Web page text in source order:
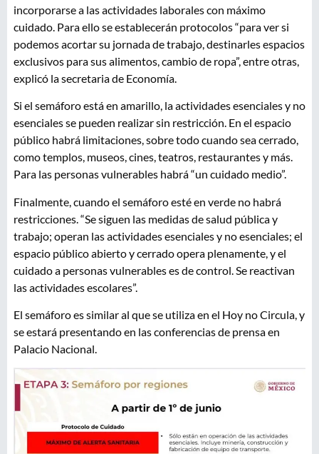
incorporarse a las actividades laborales con máximo
cuidado. Para ello se establecerán protocolos “para ver si
podemos acortar su jornada de trabajo, destinarles espacios
exclusivos para sus alimentos, cambio de ropa”, entre otras,
explicó la secretaria de Economía.
Si el semáforo está en amarillo, la actividades esenciales y no
esenciales se pueden realizar sin restricción. En el espacio
público habrá limitaciones, sobre todo cuando sea cerrado,
como templos, museos, cines, teatros, restaurantes y más.
Para las personas vulnerables habrá “un cuidado medio”.
Finalmente, cuando el semáforo esté en verde no habrá
restricciones. “Se siguen las medidas de salud pública y
trabajo; operan las actividades esenciales y no esenciales; el
espacio público abierto y cerrado opera plenamente, y el
cuidado a personas vulnerables es de control. Se reactivan
las actividades escolares”.
El semáforo es similar al que se utiliza en el Hoy no Circula, y
se estará presentando en las conferencias de prensa en
Palacio Nacional.